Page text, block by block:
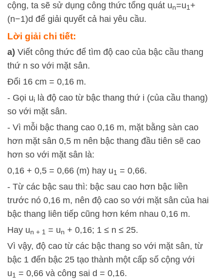
cộng, ta sẽ sử dụng công thức tổng quát un=u1+
(n−1)d để giải quyết cả hai yêu cầu.
Lời giải chi tiết:
a) Viết công thức để tìm độ cao của bậc cầu thang
thứ n so với mặt sân.
Đổi 16 cm = 0,16 m.
- Gọi ui là độ cao từ bậc thang thứ i (của cầu thang)
so với mặt sân.
- Vì mỗi bậc thang cao 0,16 m, mặt bằng sàn cao
hơn mặt sân 0,5 m nên bậc thang đầu tiên sẽ cao
hơn so với mặt sân là:
0,16 + 0,5 = 0,66 (m) hay u1 = 0,66.
- Từ các bậc sau thì: bậc sau cao hơn bậc liền
trước nó 0,16 m, nên độ cao so với mặt sân của hai
bậc thang liên tiếp cũng hơn kém nhau 0,16 m.
Hay un + 1 = un + 0,16; 1 ≤ n ≤ 25.
Vì vậy, độ cao từ các bậc thang so với mặt sân, từ
bậc 1 đến bậc 25 tạo thành một cấp số cộng với
u1 = 0,66 và công sai d = 0,16.